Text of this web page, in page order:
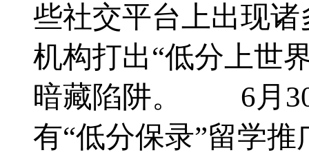
些社交平台上出现
机构打出“低分上世
暗藏陷阱。 6月30
有“低分保录”留学